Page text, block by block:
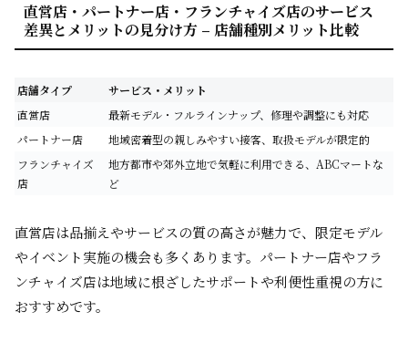
直営店・パートナー店・フランチャイズ店のサービス
差異とメリットの見分け方 – 店舗種別メリット比較
店舗タイプ
サービス・メリット
直営店
最新モデル・フルラインナップ、修理や調整にも対応
パートナー店
地域密着型の親しみやすい接客、取扱モデルが限定的
フランチャイズ
店
地方都市や郊外立地で気軽に利用できる、ABCマートな
ど
直営店は品揃えやサービスの質の高さが魅力で、限定モデル
やイベント実施の機会も多くあります。パートナー店やフラ
ンチャイズ店は地域に根ざしたサポートや利便性重視の方に
おすすめです。